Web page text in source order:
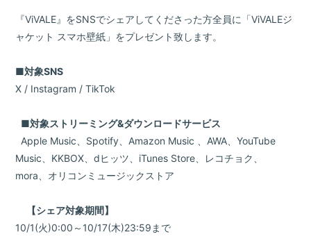
『ViVALE』をSNSでシェアしてくださった方全員に「ViVALEジ
ャケット スマホ壁紙」をプレゼント致します。
■対象SNS
X / Instagram / TikTok
■対象ストリーミング&ダウンロードサービス
Apple Music、Spotify、Amazon Music 、AWA、YouTube
Music、KKBOX、dヒッツ、iTunes Store、レコチョク、
mora、オリコンミュージックストア
【シェア対象期間】
10/1(火)0:00～10/17(木)23:59まで